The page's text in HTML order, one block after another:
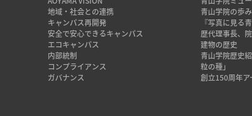
地域・社会との連携
キャンパス再開発
安全で安心できるキャンパス
エコキャンパス
内部統制
コンプライアンス
ガバナンス
青山学院の歩み
『写真に見る
歴代理事長、
建物の歴史
青山学院歴史
粒の種」
創立150周年